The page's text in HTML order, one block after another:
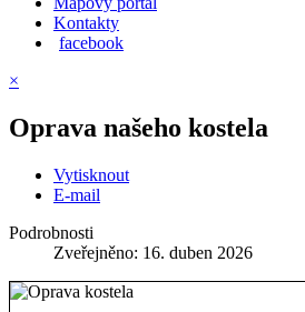
Kontakty
facebook
×
Oprava našeho kostela
Vytisknout
E-mail
Podrobnosti
Zveřejněno: 16. duben 2026